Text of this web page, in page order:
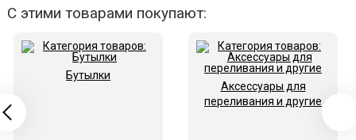
С этими товарами покупают:
Бутылки
Аксессуары для
переливания и другие